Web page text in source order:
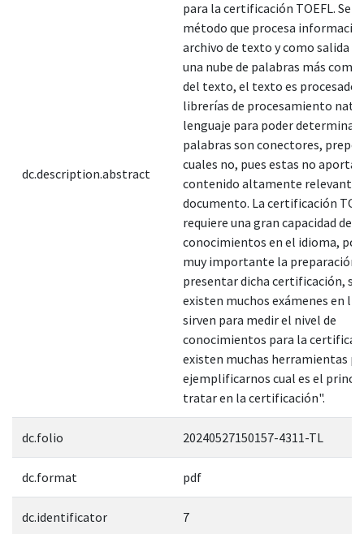
dc.description.abstract
para la certificación TOEFL. Se
método que procesa
archivo de texto y como salida
una nube de palabras más
del texto, el texto es procesado
librerías de procesamiento
lenguaje para poder determinar
palabras son conectores,
cuales no, pues estas no
contenido altamente relevante
documento. La certificación
requiere una gran capacidad de
conocimientos en el idioma, por
muy importante la preparación
presentar dicha certificación, sí
existen muchos exámenes en
sirven para medir el nivel de
conocimientos para la
existen muchas herramientas
ejemplificarnos cual es el
tratar en la certificación".
dc.folio 20240527150157-4311-TL
dc.format pdf
dc.identificator 7